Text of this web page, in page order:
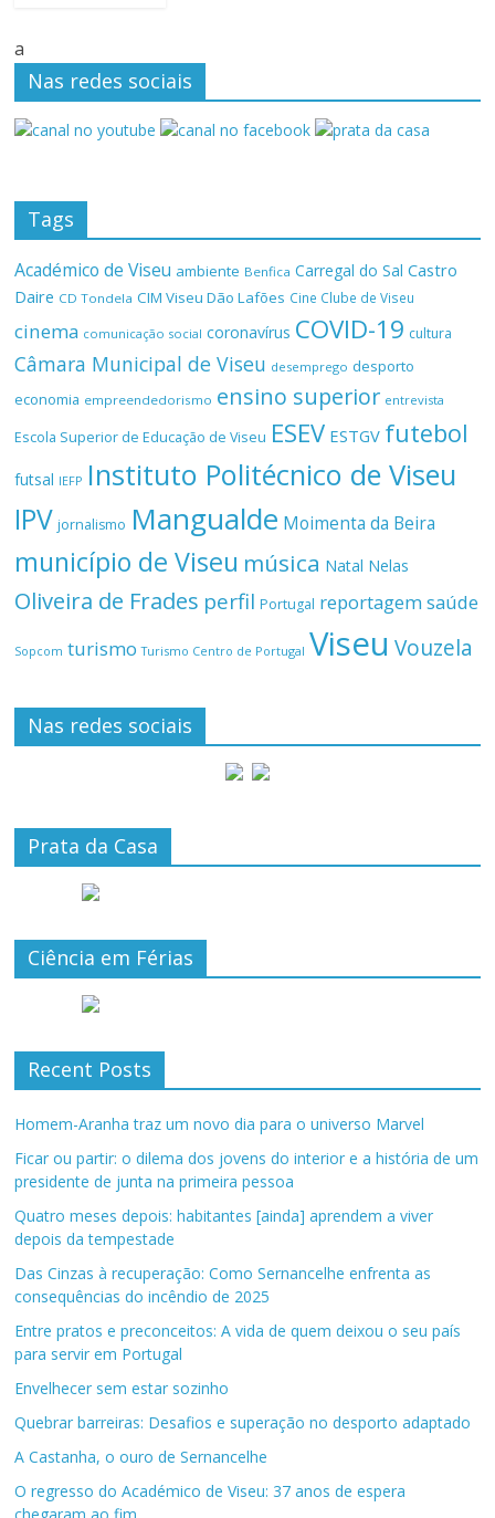
a
Nas redes sociais
Tags
Académico de Viseu ambiente Benfica Carregal do Sal Castro
Daire CD Tondela CIM Viseu Dão Lafões Cine Clube de Viseu
cinema comunicação social coronavírus COVID-19 cultura
Câmara Municipal de Viseu desemprego desporto
economia empreendedorismo ensino superior entrevista
Escola Superior de Educação de Viseu ESEV ESTGV futebol
futsal IEFP Instituto Politécnico de Viseu
IPV jornalismo Mangualde Moimenta da Beira
município de Viseu música Natal Nelas
Oliveira de Frades perfil Portugal reportagemsaúde
Sopcom turismo Turismo Centro de Portugal Viseu Vouzela
Nas redes sociais
Prata da Casa
Ciência em Férias
Recent Posts
Homem-Aranha traz um novo dia para o universo Marvel
Ficar ou partir: o dilema dos jovens do interior e a história de um
presidente de junta na primeira pessoa
Quatro meses depois: habitantes [ainda] aprendem a viver
depois da tempestade
Das Cinzas à recuperação: Como Sernancelhe enfrenta as
consequências do incêndio de 2025
Entre pratos e preconceitos: A vida de quem deixou o seu país
para servir em Portugal
Envelhecer sem estar sozinho
Quebrar barreiras: Desafios e superação no desporto adaptado
A Castanha, o ouro de Sernancelhe
O regresso do Académico de Viseu: 37 anos de espera